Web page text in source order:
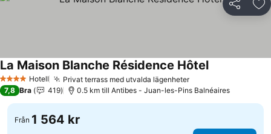
Dela
4 StjärnorHotell Privat terrass med utvalda lägenheterSe priser
La Maison Blanche Résidence HôtelSe priser
7,8 Bra 419 0.5 km till Antibes - Juan-les-Pins Balnéaires
Från 1 564 kr